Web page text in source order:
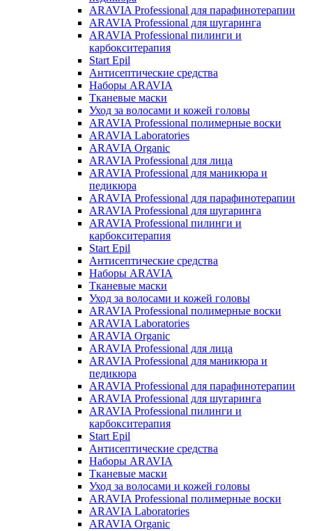
ARAVIA Professional для парафинотерапии
ARAVIA Professional для шугаринга
ARAVIA Professional пилинги и
карбокситерапия
Start Epil
Антисептические средства
Наборы ARAVIA
Тканевые маски
Уход за волосами и кожей головы
ARAVIA Professional полимерные воски
ARAVIA Laboratories
ARAVIA Organic
ARAVIA Professional для лица
ARAVIA Professional для маникюра и
педикюра
ARAVIA Professional для парафинотерапии
ARAVIA Professional для шугаринга
ARAVIA Professional пилинги и
карбокситерапия
Start Epil
Антисептические средства
Наборы ARAVIA
Тканевые маски
Уход за волосами и кожей головы
ARAVIA Professional полимерные воски
ARAVIA Laboratories
ARAVIA Organic
ARAVIA Professional для лица
ARAVIA Professional для маникюра и
педикюра
ARAVIA Professional для парафинотерапии
ARAVIA Professional для шугаринга
ARAVIA Professional пилинги и
карбокситерапия
Start Epil
Антисептические средства
Наборы ARAVIA
Тканевые маски
Уход за волосами и кожей головы
ARAVIA Professional полимерные воски
ARAVIA Laboratories
ARAVIA Organic